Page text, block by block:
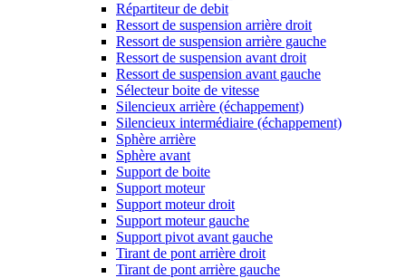
Répartiteur de debit
Ressort de suspension arrière droit
Ressort de suspension arrière gauche
Ressort de suspension avant droit
Ressort de suspension avant gauche
Sélecteur boite de vitesse
Silencieux arrière (échappement)
Silencieux intermédiaire (échappement)
Sphère arrière
Sphère avant
Support de boite
Support moteur
Support moteur droit
Support moteur gauche
Support pivot avant gauche
Tirant de pont arrière droit
Tirant de pont arrière gauche